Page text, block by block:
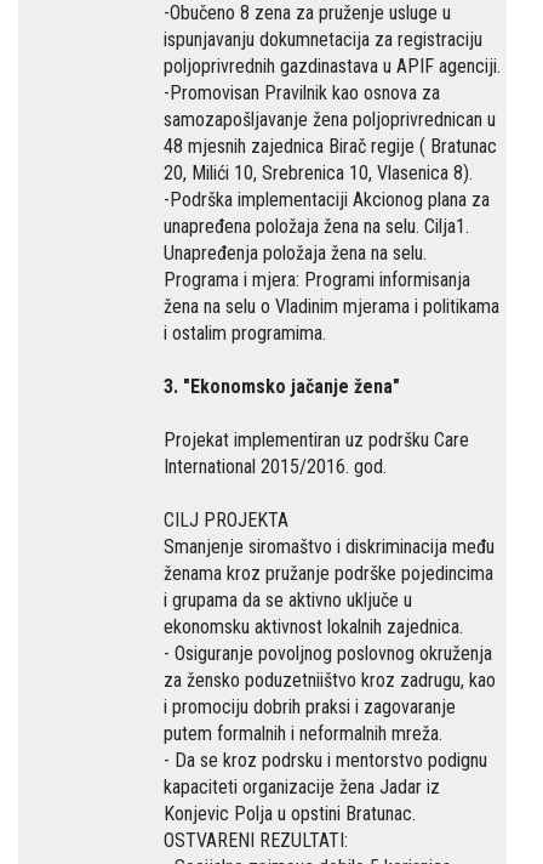
-Obučeno 8 zena za pruženje usluge u
ispunjavanju dokumnetacija za registraciju
poljoprivrednih gazdinastava u APIF agenciji.
-Promovisan Pravilnik kao osnova za
samozapošljavanje žena poljoprivrednican u
48 mjesnih zajednica Birač regije ( Bratunac
20, Milići 10, Srebrenica 10, Vlasenica 8).
-Podrška implementaciji Akcionog plana za
unapređena položaja žena na selu. Cilja1.
Unapređenja položaja žena na selu.
Programa i mjera: Programi informisanja
žena na selu o Vladinim mjerama i politikama
i ostalim programima.
3. "Ekonomsko jačanje žena"
Projekat implementiran uz podršku Care
International 2015/2016. god.
CILJ PROJEKTA
Smanjenje siromaštvo i diskriminacija među
ženama kroz pružanje podrške pojedincima
i grupama da se aktivno uključe u
ekonomsku aktivnost lokalnih zajednica.
- Osiguranje povoljnog poslovnog okruženja
za žensko poduzetniištvo kroz zadrugu, kao
i promociju dobrih praksi i zagovaranje
putem formalnih i neformalnih mreža.
- Da se kroz podrsku i mentorstvo podignu
kapaciteti organizacije žena Jadar iz
Konjevic Polja u opstini Bratunac.
OSTVARENI REZULTATI: